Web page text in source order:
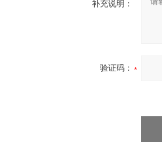
补充说明：
验证码：